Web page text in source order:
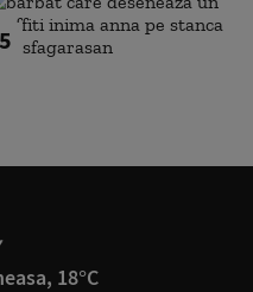
5
18°C